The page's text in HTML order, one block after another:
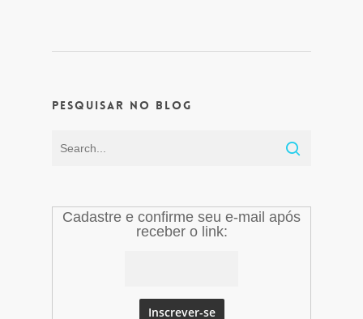
Pesquisar no Blog
Cadastre e confirme seu e-mail após
receber o link: